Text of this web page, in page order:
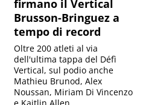
firmano il Vertical
Brusson-Bringuez a
tempo di record
Oltre 200 atleti al via
dell'ultima tappa del Défì
Vertical, sul podio anche
Mathieu Brunod, Alex
Noussan, Miriam Di Vincenzo
e Kaitlin Allen